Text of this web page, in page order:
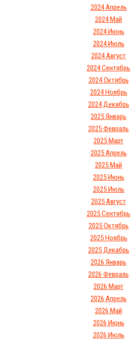
2024 Апрель
2024 Май
2024 Июнь
2024 Июль
2024 Август
2024 Сентябрь
2024 Октябрь
2024 Ноябрь
2024 Декабрь
2025 Январь
2025 Февраль
2025 Март
2025 Апрель
2025 Май
2025 Июнь
2025 Июль
2025 Август
2025 Сентябрь
2025 Октябрь
2025 Ноябрь
2025 Декабрь
2026 Январь
2026 Февраль
2026 Март
2026 Апрель
2026 Май
2026 Июнь
2026 Июль